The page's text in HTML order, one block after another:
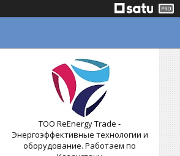
ТОО ReEnergy Trade -
Энергоэффективные технологии и
оборудование. Работаем по